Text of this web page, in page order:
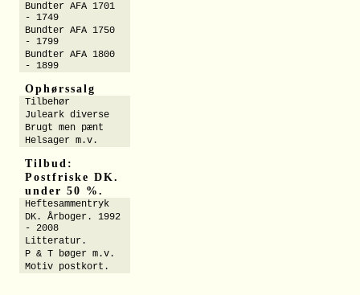
Bundter AFA 1701
- 1749
Bundter AFA 1750
- 1799
Bundter AFA 1800
- 1899
Ophørssalg
Tilbehør
Juleark diverse
Brugt men pænt
Helsager m.v.
Tilbud:
Postfriske DK.
under 50 %.
Heftesammentryk
DK. Årboger. 1992
- 2008
Litteratur.
P & T bøger m.v.
Motiv postkort.